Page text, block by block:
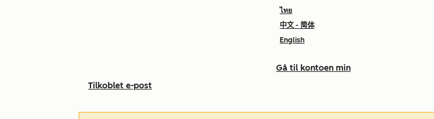
ไทย
中文 - 简体
English
Gå til kontoen min
Tilkoblet e-post